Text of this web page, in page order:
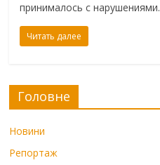
принималось с нарушениями.
Читать далее
Головне
Новини
Репортаж